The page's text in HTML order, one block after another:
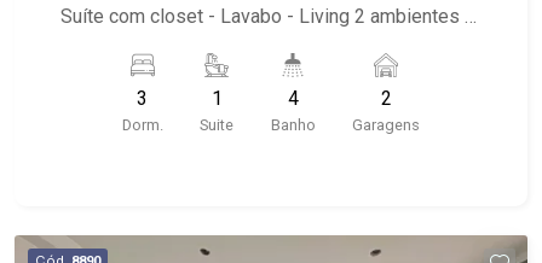
Suíte com closet - Lavabo - Living 2 ambientes -
embutidos - Área de serviço com suíte -
Despensa - Lavabo - Banheiro social - 2 vagas
de garagem - Condomínio com salão de festas -
experiência e uma nova forma de fazer negócios.
3
Dorm.
1
Suite
4
Banho
2
Garagens